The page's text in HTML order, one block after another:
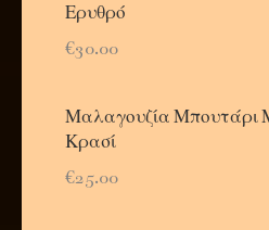
Ερυθρό
€30.00
Μαλαγουζία Μπουτάρι
Κρασί
€25.00